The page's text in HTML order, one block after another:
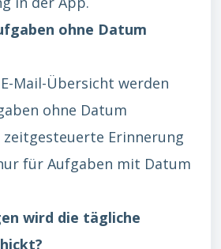
ohne Datum
Mail-Übersicht werden
ohne Datum
Erinnerung
für Aufgaben mit Datum
wird die tägliche